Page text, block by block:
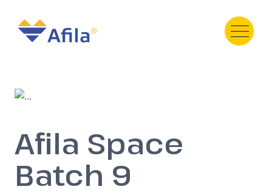
PRODUCT
PORTFOLIO
TESTIMONI
Afila Space
Batch 9